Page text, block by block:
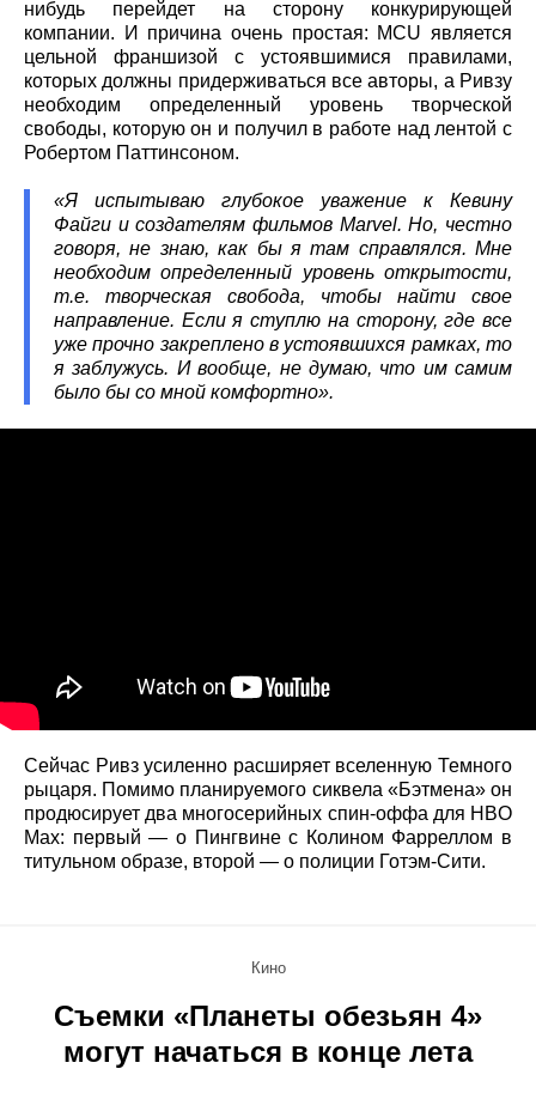
нибудь перейдет на сторону конкурирующей
компании. И причина очень простая: MCU является
цельной франшизой с устоявшимися правилами,
которых должны придерживаться все авторы, а Ривзу
необходим определенный уровень творческой
свободы, которую он и получил в работе над лентой с
Робертом Паттинсоном.
«Я испытываю глубокое уважение к Кевину
Файги и создателям фильмов Marvel. Но, честно
говоря, не знаю, как бы я там справлялся. Мне
необходим определенный уровень открытости,
т.е. творческая свобода, чтобы найти свое
направление. Если я ступлю на сторону, где все
уже прочно закреплено в устоявшихся рамках, то
я заблужусь. И вообще, не думаю, что им самим
было бы со мной комфортно».
Сейчас Ривз усиленно расширяет вселенную Темного
рыцаря. Помимо планируемого сиквела «Бэтмена» он
продюсирует два многосерийных спин-оффа для HBO
Max: первый — о Пингвине с Колином Фарреллом в
титульном образе, второй — о полиции Готэм-Сити.
Кино
Съемки «Планеты обезьян 4»
могут начаться в конце лета